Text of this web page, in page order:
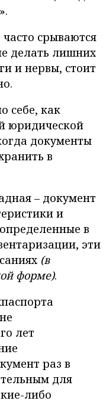
срываются
делать лишних
и нервы, стоит
себе, как
юридической
документы
в
– документ
и
в
эти
(в
форме).
лет
раз в
для
либо